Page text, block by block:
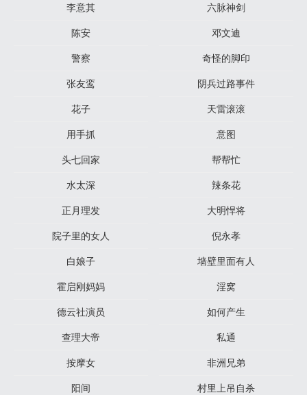
李意其
六脉神剑
陈安
邓文迪
警察
奇怪的脚印
张友鸾
阴兵过路事件
花子
天雷滚滚
用手抓
意图
头七回家
帮帮忙
水太深
辣条花
正月理发
大明悍将
院子里的女人
倪永孝
白娘子
墙壁里面有人
霍启刚妈妈
淫窝
德云社演员
如何产生
查理大帝
私通
按摩女
非洲兄弟
阳间
村里上吊自杀